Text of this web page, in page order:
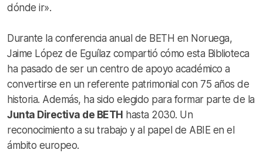
dónde ir».
Durante la conferencia anual de BETH en Noruega,
Jaime López de Eguílaz compartió cómo esta Biblioteca
ha pasado de ser un centro de apoyo académico a
convertirse en un referente patrimonial con 75 años de
historia. Además, ha sido elegido para formar parte de la
Junta Directiva de BETH hasta 2030. Un
reconocimiento a su trabajo y al papel de ABIE en el
ámbito europeo.